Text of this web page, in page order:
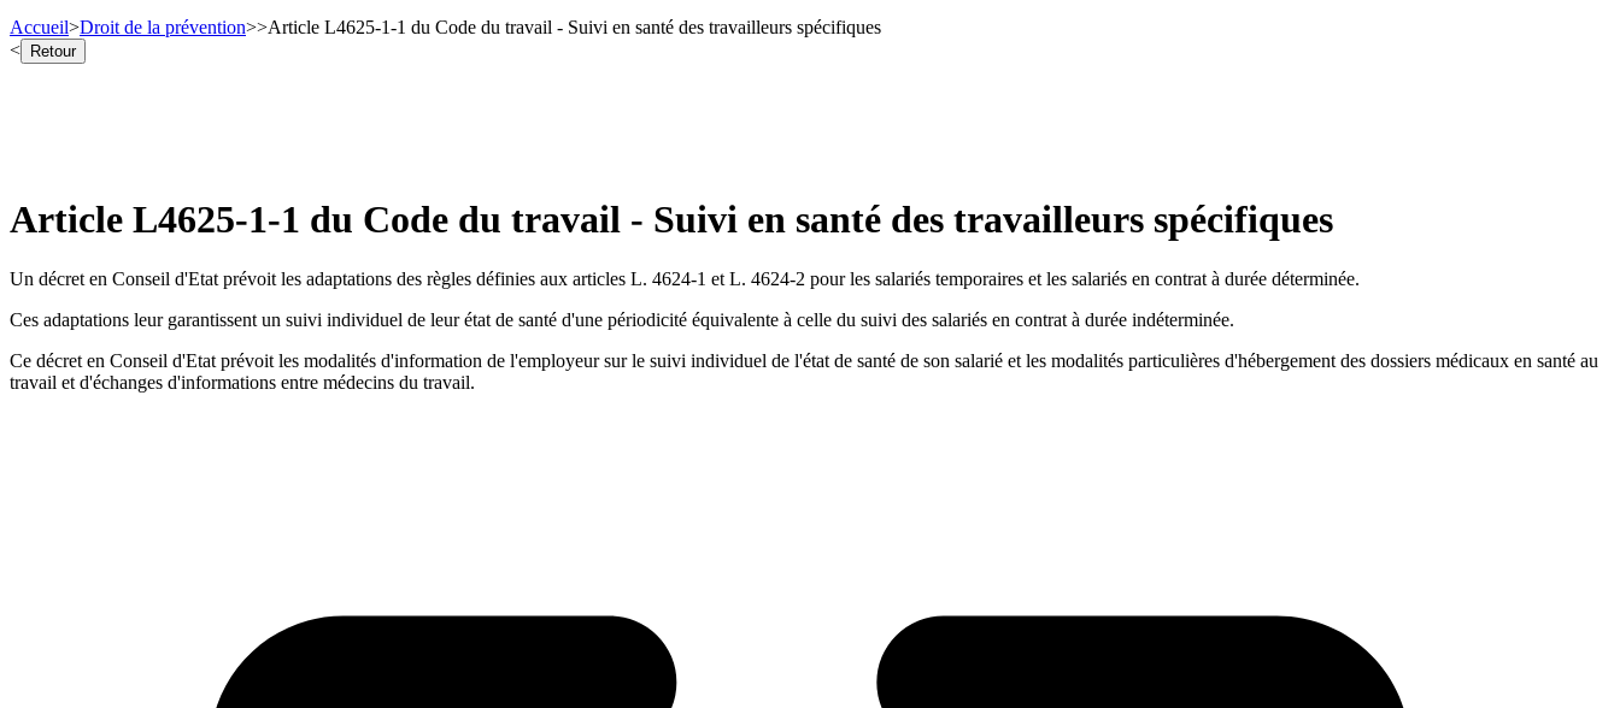
Accueil>Droit de la prévention>>Article L4625-1-1 du Code du travail - Suivi en santé des travailleurs spécifiques
< Retour
Article L4625-1-1 du Code du travail - Suivi en santé des travailleurs spécifiques
Un décret en Conseil d'Etat prévoit les adaptations des règles définies aux articles L. 4624-1 et L. 4624-2 pour les salariés temporaires et les salariés en contrat à durée déterminée.
Ces adaptations leur garantissent un suivi individuel de leur état de santé d'une périodicité équivalente à celle du suivi des salariés en contrat à durée indéterminée.
Ce décret en Conseil d'Etat prévoit les modalités d'information de l'employeur sur le suivi individuel de l'état de santé de son salarié et les modalités particulières d'hébergement des dossiers médicaux en santé au
travail et d'échanges d'informations entre médecins du travail.